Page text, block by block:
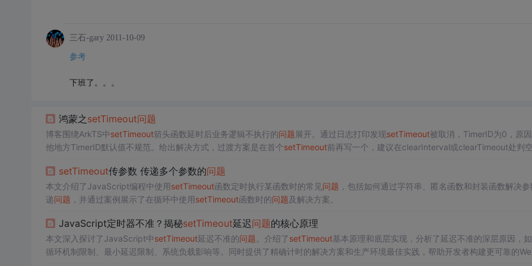
三石-gary 2011-10-09
参考
下班了。。。
鸿蒙之 setTimeout问题
博客围绕ArkTS中setTimeout箭头函数延时后业务逻辑不执行的问题展开。通过日志打印发现setTimeout被取消，TimerID为0，原
他地方TimerID默认值不规范。给出解决方式，过渡方案是在首个setTimeout前再写一个，建议在clearInterval或clearTimeout处判
setTimeout传参数 传递多个参数的问题
本文介绍了JavaScript编程中使用setTimeout函数定时执行某函数时的常见问题 ，包括如何通过字符串、匿名函数和封装函数解决
递问题 ，并通过案例展示了在循环中使用setTimeout函数时的问题及解决方案。
JavaScript定时器不准？揭秘setTimeout延迟问题的核心原理
本文深入探讨了JavaScript中setTimeout延迟不准的问题 。介绍了setTimeout基本原理和底层实现，分析了延迟不准的深层原因，
循环机制限制、最小延迟限制、系统负载影响等。同时提供了精确计时的解决方案和生产环境最佳实践，帮助开发者构建更可靠的